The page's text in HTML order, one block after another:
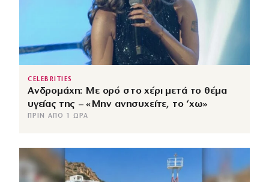
CELEBRITIES
Ανδρομάχη: Με ορό στο χέρι μετά το θέμα
υγείας της – «Μην ανησυχείτε, το ‘χω»
ΠΡΙΝ ΑΠΌ 1 ΏΡΑ